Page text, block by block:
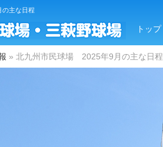
主な日程
トップ
» 北九州市民球場 2025年9月の主な日程